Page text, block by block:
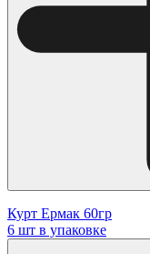
Курт Ермак 60гр
6 шт в упаковке